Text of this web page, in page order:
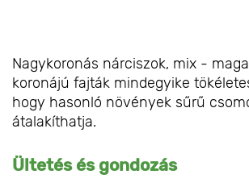
Nagykoronás nárciszok, mix -
koronájú fajták mindegyike
hogy hasonló növények sűrű
átalakíthatja.
Ültetés és gondozás